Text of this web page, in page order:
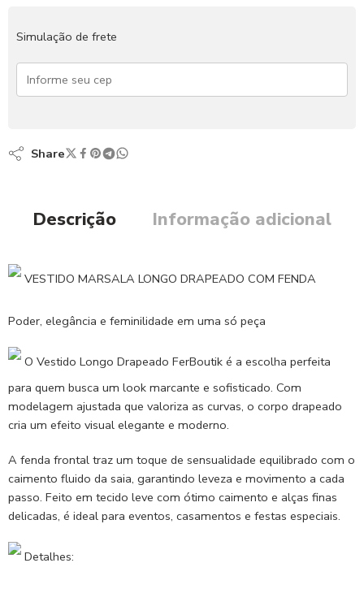
Simulação de frete
Share
Descrição Informação adicional
VESTIDO MARSALA LONGO DRAPEADO COM FENDA
Poder, elegância e feminilidade em uma só peça
O Vestido Longo Drapeado FerBoutik é a escolha perfeita
para quem busca um look marcante e sofisticado. Com
modelagem ajustada que valoriza as curvas, o corpo drapeado
cria um efeito visual elegante e moderno.
A fenda frontal traz um toque de sensualidade equilibrado com o
caimento fluido da saia, garantindo leveza e movimento a cada
passo. Feito em tecido leve com ótimo caimento e alças finas
delicadas, é ideal para eventos, casamentos e festas especiais.
Detalhes: